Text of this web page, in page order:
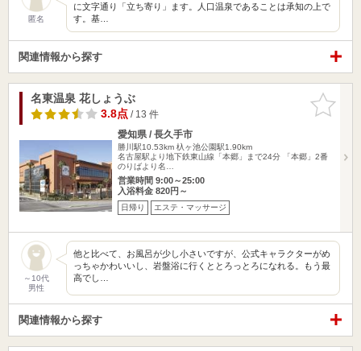
匿名
に文字通り「立ち寄り」ます。人口温泉であることは承知の上で
す。基…
関連情報から探す
お気に入
りに追加
名東温泉 花しょうぶ
3.8点/ 13 件
愛知県 / 長久手市
勝川駅10.53km 杁ヶ池公園駅1.90km
名古屋駅より地下鉄東山線「本郷」まで24分 「本郷」2番
のりばより名…
営業時間 9:00～25:00
入浴料金 820円～
日帰り エステ・マッサージ
～10代
男性
他と比べて、お風呂が少し小さいですが、公式キャラクターがめ
っちゃかわいいし、岩盤浴に行くととろっとろになれる。もう最
高でし…
関連情報から探す